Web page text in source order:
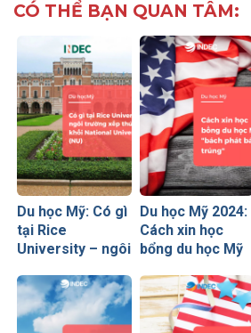
CÓ THỂ BẠN QUAN TÂM:
Du học Mỹ: Có gì
tại Rice
University – ngôi
#17 khối
National
University (NU)
Du học Mỹ 2024:
Cách xin học
bổng du học Mỹ
phát bách trúng"